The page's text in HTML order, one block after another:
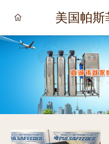
 美国帕斯